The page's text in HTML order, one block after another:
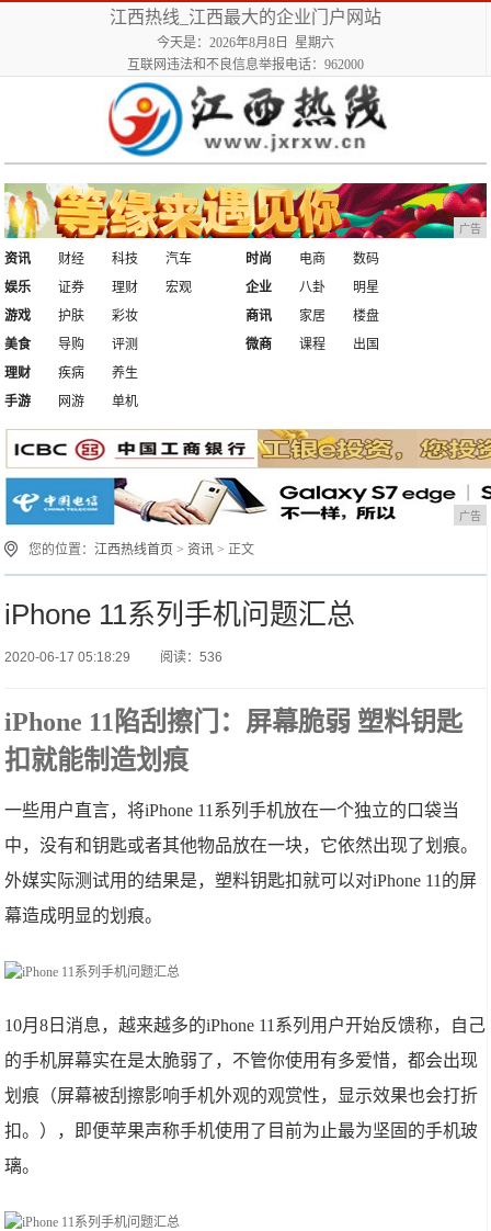
江西热线_江西最大的企业门户网站
今天是：2026年8月8日 星期六
互联网违法和不良信息举报电话：962000
广告
资讯 财经 科技
汽车
娱乐
证券 理财 宏观
时尚 电商
数码
企业
八卦
明星
游戏
护肤
彩妆
美食
导购 评测
商讯 家居
楼盘
微商
课程
出国
理财
疾病
养生
手游
网游 单机
广告
您的位置：江西热线首页 >资讯 > 正文
iPhone 11系列手机问题汇总
2020-06-17 05:18:29 阅读：536
iPhone 11陷刮擦门：屏幕脆弱 塑料钥匙
扣就能制造划痕
一些用户直言，将iPhone 11系列手机放在一个独立的口袋当
中，没有和钥匙或者其他物品放在一块，它依然出现了划痕。
外媒实际测试用的结果是，塑料钥匙扣就可以对iPhone 11的屏
幕造成明显的划痕。
10月8日消息，越来越多的iPhone 11系列用户开始反馈称，自己
的手机屏幕实在是太脆弱了，不管你使用有多爱惜，都会出现
划痕（屏幕被刮擦影响手机外观的观赏性，显示效果也会打折
扣。），即便苹果声称手机使用了目前为止最为坚固的手机玻
璃。